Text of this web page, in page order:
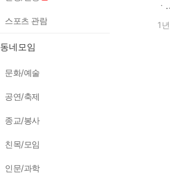
스포츠 관람
동네모임
문화/예술
공연/축제
종교/봉사
친목/모임
인문/과학
1